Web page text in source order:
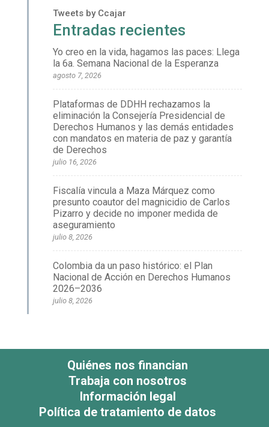
Tweets by Ccajar
Entradas recientes
Yo creo en la vida, hagamos las paces: Llega
la 6a. Semana Nacional de la Esperanza
agosto 7, 2026
Plataformas de DDHH rechazamos la
eliminación la Consejería Presidencial de
Derechos Humanos y las demás entidades
con mandatos en materia de paz y garantía
de Derechos
julio 16, 2026
Fiscalía vincula a Maza Márquez como
presunto coautor del magnicidio de Carlos
Pizarro y decide no imponer medida de
aseguramiento
julio 8, 2026
Colombia da un paso histórico: el Plan
Nacional de Acción en Derechos Humanos
2026–2036
julio 8, 2026
Quiénes nos financian
Trabaja con nosotros
Información legal
Política de tratamiento de datos